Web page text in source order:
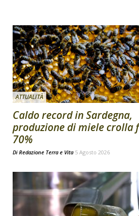
ATTUALITÀ
Caldo record in Sardegna,
produzione di miele crolla
70%
Di Redazione Terra e Vita 5 Agosto 2026